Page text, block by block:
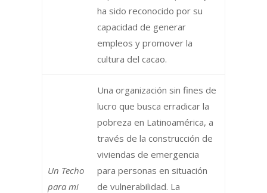
ha sido reconocido por su
capacidad de generar
empleos y promover la
cultura del cacao.
Un Techo
para mi
Una organización sin fines de
lucro que busca erradicar la
pobreza en Latinoamérica, a
través de la construcción de
viviendas de emergencia
para personas en situación
de vulnerabilidad. La